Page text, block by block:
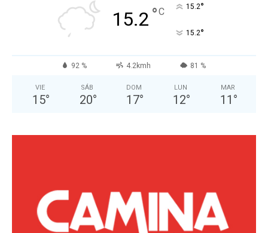
15.2 °C 15.2°
15.2°
92 % 4.2kmh 81 %
VIE
15°
SÁB
20°
DOM
17°
LUN
12°
MAR
11 °